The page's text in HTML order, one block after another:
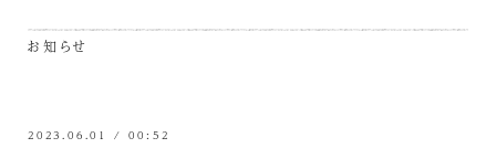
お知らせ
2023.06.01 / 00:52